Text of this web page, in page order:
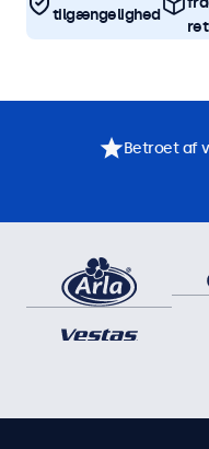
tilgængelighed
Betroet af